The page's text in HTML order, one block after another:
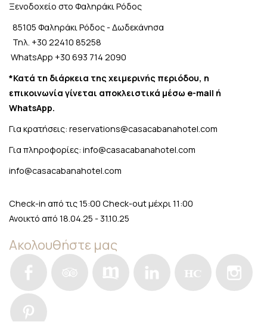
Ξενοδοχείο στο Φαληράκι Ρόδος
85105 Φαληράκι Ρόδος - Δωδεκάνησα
Τηλ. +30 22410 85258
WhatsApp +30 693 714 2090
*Κατά τη διάρκεια της χειμερινής περιόδου, η
επικοινωνία γίνεται αποκλειστικά μέσω e-mail ή
WhatsApp.
Για κρατήσεις: reservations@casacabanahotel.com
Για πληροφορίες: info@casacabanahotel.com
info@casacabanahotel.com
Check-in από τις 15:00 Check-out μέχρι 11:00
Ανοικτό από 18.04.25 - 31.10.25
Ακολουθήστε μας